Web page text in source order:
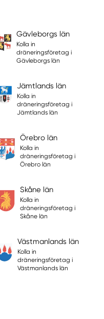
Gävleborgs län
Kolla in
dräneringsföretag i
Gävleborgs län
Jämtlands län
Kolla in
dräneringsföretag i
Jämtlands län
Örebro län
Kolla in
dräneringsföretag i
Örebro län
Skåne län
Kolla in
dräneringsföretag i
Skåne län
Västmanlands län
Kolla in
dräneringsföretag i
Västmanlands län